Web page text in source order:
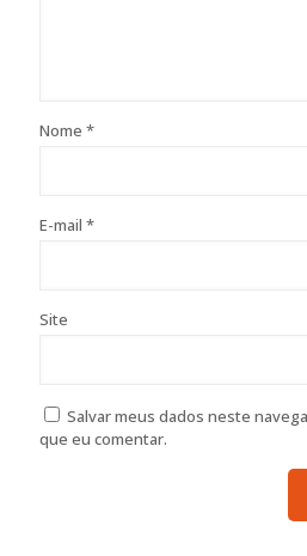
Nome *
E-mail *
Site
Salvar meus dados neste
que eu comentar.